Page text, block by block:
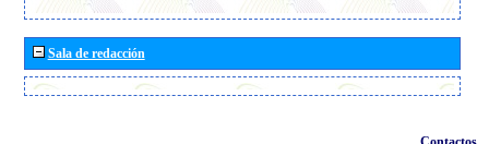
Sala de redacción